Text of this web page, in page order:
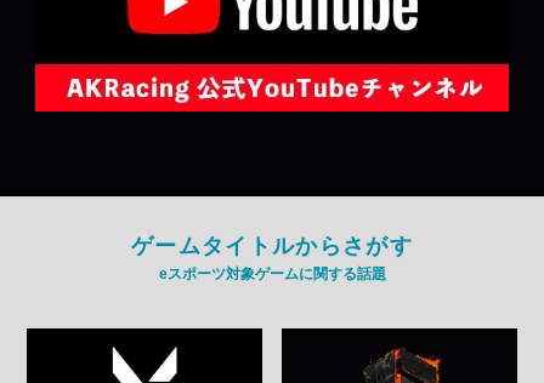
ゲームタイトルからさがす
eスポーツ対象ゲームに関する話題